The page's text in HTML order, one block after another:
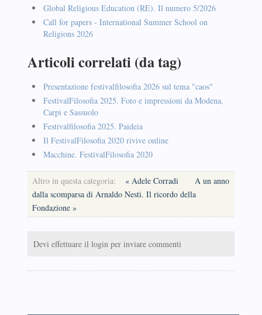
Global Religious Education (RE). Il numero 5/2026
Call for papers - International Summer School on
Religions 2026
Articoli correlati (da tag)
Presentazione festivalfilosofia 2026 sul tema "caos"
FestivalFilosofia 2025. Foto e impressioni da Modena,
Carpi e Sassuolo
Festivalfilosofia 2025. Paideia
Il FestivalFilosofia 2020 rivive online
Macchine. FestivalFilosofia 2020
Altro in questa categoria: « Adele Corradi
A un anno
dalla scomparsa di Arnaldo Nesti. Il ricordo della
Fondazione »
Devi effettuare il login per inviare commenti